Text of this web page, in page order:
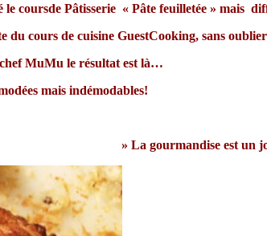
le coursde Pâtisserie « Pâte feuilletée » mais
cours de cuisine GuestCooking, sans
chef MuMu le résultat est là…
mais indémodables!
» La gourmandise est un